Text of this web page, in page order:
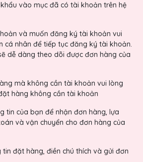
vào mục đã có tài khoản trên hệ
và muốn đăng ký tài khoản vui
cá nhân để tiếp tục đăng ký tài khoản.
dễ dàng theo dõi được đơn hàng của
mà không cần tài khoản vui lòng
hàng không cần tài khoản
tin của bạn để nhận đơn hàng, lựa
và vận chuyển cho đơn hàng của
tin đặt hàng, điền chú thích và gửi đơn